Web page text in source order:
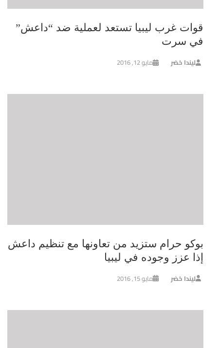
قوات غرب ليبيا تستعد لعملية ضد “داعش”
في سرت
ليندا خضر مايو 12, 2016
بوكو حرام ستزيد من تعاونها مع تنظيم داعش
إذا عزز وجوده في ليبيا
ليندا خضر مايو 15, 2016